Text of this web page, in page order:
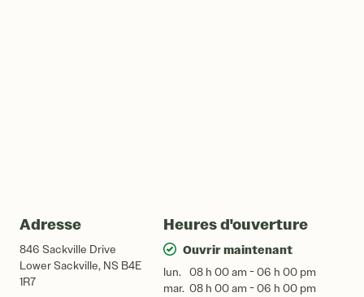
Adresse
846 Sackville Drive
Lower Sackville, NS B4E
1R7
Heures d'ouverture
Ouvrir maintenant
lun.
08 h 00 am - 06 h 00 pm
mar. 08 h 00 am - 06 h 00 pm